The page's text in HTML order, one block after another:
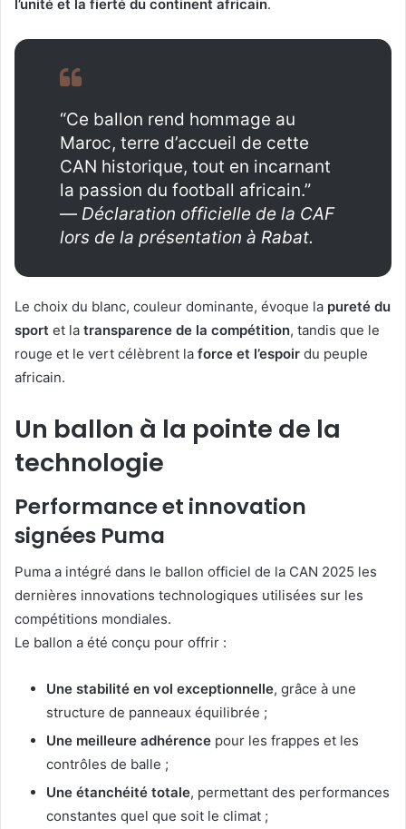
l’unité et la fierté du continent africain.
“Ce ballon rend hommage au
Maroc, terre d’accueil de cette
CAN historique, tout en incarnant
la passion du football africain.”
— Déclaration officielle de la CAF
lors de la présentation à Rabat.
Le choix du blanc, couleur dominante, évoque la pureté du
sport et la transparence de la compétition, tandis que le
rouge et le vert célèbrent la force et l’espoir du peuple
africain.
Un ballon à la pointe de la
technologie
Performance et innovation
signées Puma
Puma a intégré dans le ballon officiel de la CAN 2025 les
dernières innovations technologiques utilisées sur les
compétitions mondiales.
Le ballon a été conçu pour offrir :
Une stabilité en vol exceptionnelle, grâce à une
structure de panneaux équilibrée ;
Une meilleure adhérence pour les frappes et les
contrôles de balle ;
Une étanchéité totale, permettant des performances
constantes quel que soit le climat ;